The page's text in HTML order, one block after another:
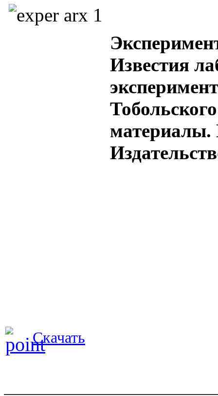
Известия
материалы.
Скачать